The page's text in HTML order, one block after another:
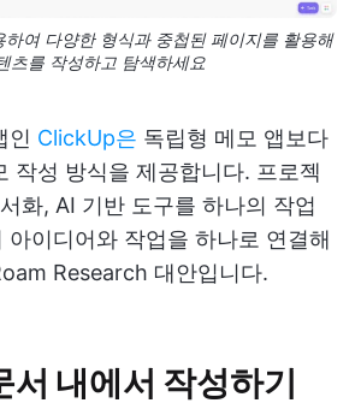
여 다양한 형식과 중첩된 페이지를 활용해
츠를 작성하고 탐색하세요
인 ClickUp은 독립형 메모 앱보다
작성 방식을 제공합니다. 프로젝
화, AI 기반 도구를 하나의 작업
아이디어와 작업을 하나로 연결해
Research 대안입니다.
내에서 작성하기